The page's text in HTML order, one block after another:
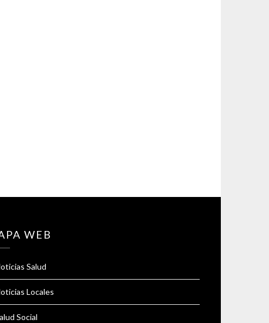
WEB
Salud
Locales
Social